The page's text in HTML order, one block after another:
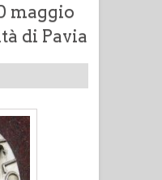
maggio
di Pavia